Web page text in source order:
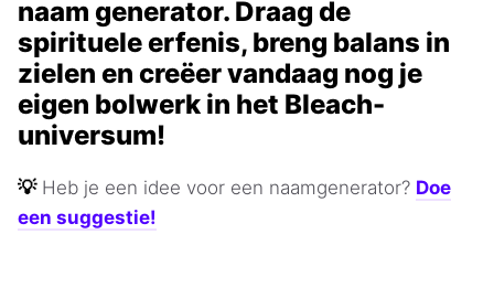
naam generator. Draag de
spirituele erfenis, breng balans in
zielen en creëer vandaag nog je
eigen bolwerk in het Bleach-
universum!
💡 Heb je een idee voor een naamgenerator? Doe
een suggestie!